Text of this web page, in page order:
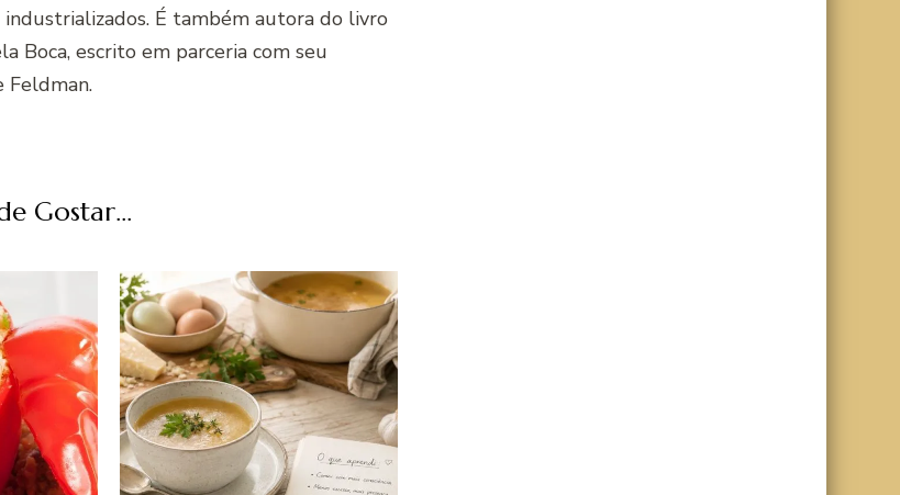
É também autora do livro
Boca, escrito em parceria com seu
Feldman.
Gostar...